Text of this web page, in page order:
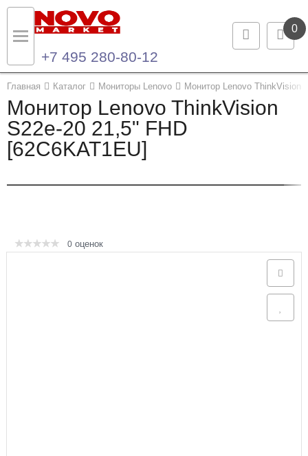
0
+7 495 280-80-12
Главная Каталог Мониторы Lenovo Монитор Lenovo ThinkVision
Монитор Lenovo ThinkVision
S22e-20 21,5" FHD
[62C6KAT1EU]
0 оценок
Назад
Каталог продукции
Ноутбуки и ультрабуки
Серверы и СХД
Назад
Контакты
Контактная информация